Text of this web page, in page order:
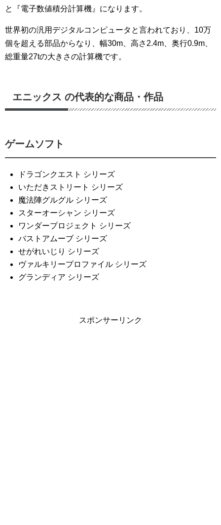
と『電子数値積分計算機』になります。
世界初の汎用デジタルコンピュータと言われており、10万
個を超える部品からなり、幅30m、高さ2.4m、奥行0.9m、
総重量27tの大きさの計算機です。
エニックス の代表的な商品・作品
ゲームソフト
ドラゴンクエスト シリーズ
いただきストリート シリーズ
魔法陣グルグル シリーズ
スターオーシャン シリーズ
ワンダープロジェクト シリーズ
バストアムーブ シリーズ
せがれいじり シリーズ
ヴァルキリープロファイル シリーズ
グランディア シリーズ
スポンサーリンク